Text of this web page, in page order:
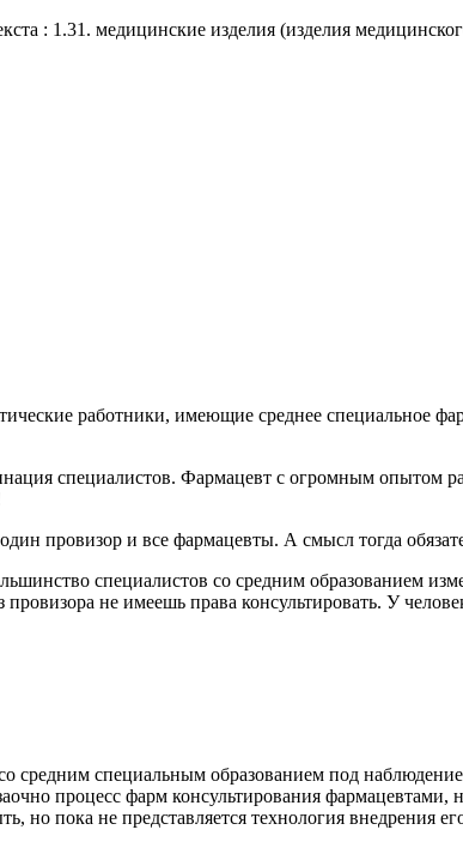
: 1.31. медицинские изделия (изделия
работники, имеющие среднее специальное
специалистов. Фармацевт с огромным опытом
провизор и все фармацевты. А смысл тогда
специалистов со средним образованием
не имеешь права консультировать. У
средним специальным образованием под
процесс фарм консультирования
пока не представляется технология внедрения